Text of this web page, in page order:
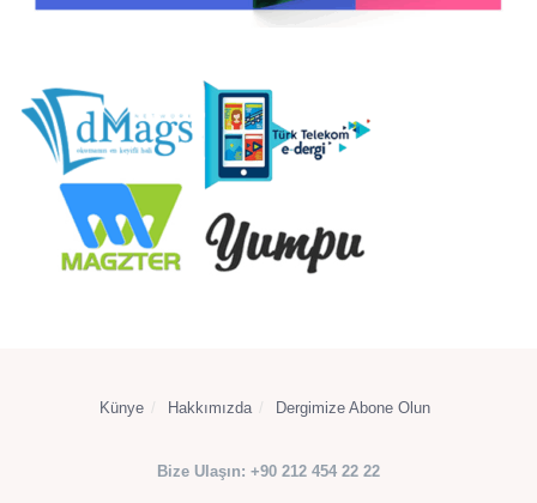
Künye Hakkımızda Dergimize Abone Olun
Bize Ulaşın: +90 212 454 22 22